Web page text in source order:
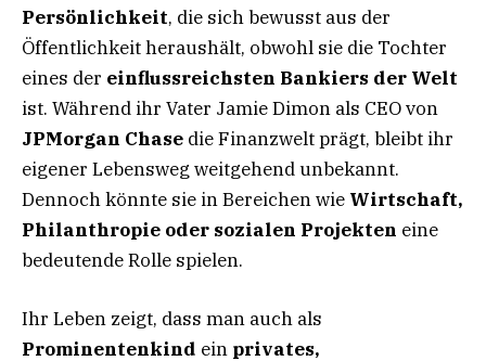
Persönlichkeit, die sich bewusst aus der
Öffentlichkeit heraushält, obwohl sie die Tochter
eines der einflussreichsten Bankiers der Welt
ist. Während ihr Vater Jamie Dimon als CEO von
JPMorgan Chase die Finanzwelt prägt, bleibt ihr
eigener Lebensweg weitgehend unbekannt.
Dennoch könnte sie in Bereichen wie Wirtschaft,
Philanthropie oder sozialen Projekten eine
bedeutende Rolle spielen.
Ihr Leben zeigt, dass man auch als
Prominentenkind ein privates,